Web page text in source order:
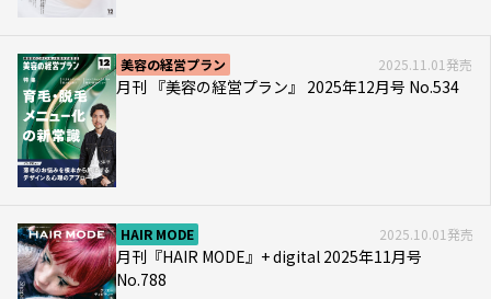
美容の経営プラン 2025.11.01発売
月刊 『美容の経営プラン』 2025年12月号 No.534
HAIR MODE 2025.10.01発売
月刊『HAIR MODE』+ digital 2025年11月号
No.788